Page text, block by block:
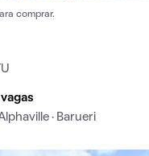
comprar.
vagas
· Barueri